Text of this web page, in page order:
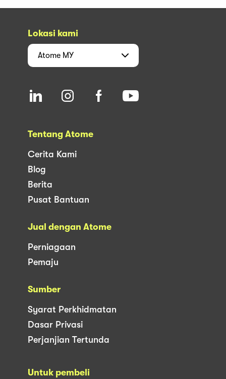
Lokasi kami
Atome MY
Tentang Atome
Cerita Kami
Blog
Berita
Pusat Bantuan
Jual dengan Atome
Perniagaan
Pemaju
Sumber
Syarat Perkhidmatan
Dasar Privasi
Perjanjian Tertunda
Untuk pembeli